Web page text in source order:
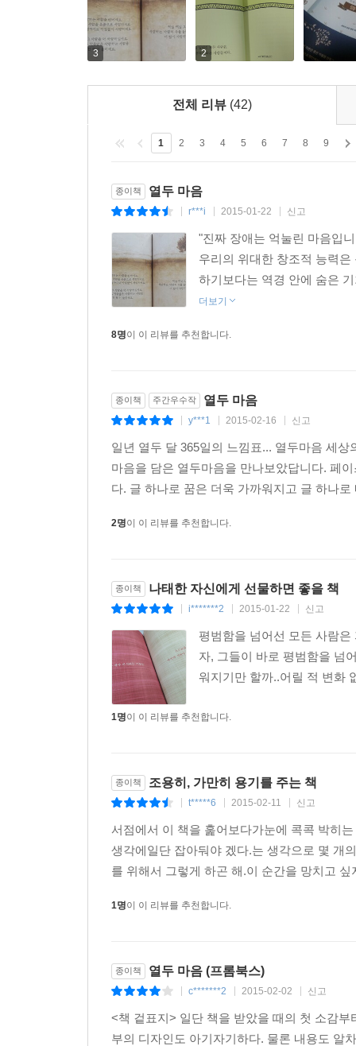
“마음에 와 닿는 한 줄의 글이 열 사람 조언보다
일컫는 말이다. 그렇다. 정신이 산만하고 인생의
맞는 친구를 찾아가고, 누군가는 조언을 들려줄
끈기와 용기가 절실할 때, 가슴이 뻥 뚫린 것같
위로받을 수 있을 것이다.
3 2
전체 리뷰 (42)
1 2 3 4 5 6 7 8 9
종이책 열두 마음
r***i 2015-01-22 신고
"진짜 장애는 억눌린 마음입
우리의 위대한 창조적 능력
하기보다는 역경 안에 숨은
더보기
8명이 이 리뷰를 추천합니다.
종이책 주간우수작 열두 마음
y***1 2015-02-16 신고
일년 열두 달 365일의 느낌표... 열두마음 세
마음을 담은 열두마음을 만나보았답니다. 페
다. 글 하나로 꿈은 더욱 가까워지고 글 하나
2명이 이 리뷰를 추천합니다.
종이책 나태한 자신에게 선물하면 좋을 책
i*******2 2015-01-22 신고
평범함을 넘어선 모든 사람
자, 그들이 바로 평범함을 넘
워지기만 할까..어릴 적 변화
1명이 이 리뷰를 추천합니다.
종이책 조용히, 가만히 용기를 주는 책
t*****6 2015-02-11 신고
서점에서 이 책을 훑어보다가눈에 콕콕 박히
생각에일단 잡아둬야 겠다.는 생각으로 몇 개
를 위해서 그렇게 하곤 해.이 순간을 망치고
1명이 이 리뷰를 추천합니다.
종이책 열두 마음 (프롬북스)
c*******2 2015-02-02 신고
<책 겉표지> 일단 책을 받았을 때의 첫 소감
부의 디자인도 아기자기하다. 물론 내용도 알